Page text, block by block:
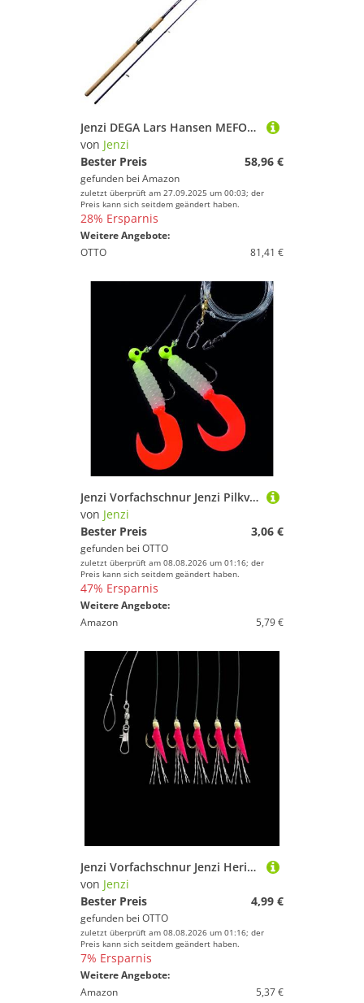
Jenzi DEGA Lars Hansen MEFO315 Angelrute zum Spinnen, Fiberglas, 7 Ringe, 298 g, Niedrig, 2.3-4.5 kg, Erwachsener
von Jenzi
Bester Preis
58,96 €
gefunden bei Amazon
zuletzt überprüft am 27.09.2025 um 00:03; der
Preis kann sich seitdem geändert haben.
28% Ersparnis
Weitere Angebote:
OTTO
81,41 €
Jenzi Vorfachschnur Jenzi Pilkvorfach mit 2 Louminus Japan Rot Twistern
von Jenzi
Bester Preis
3,06 €
gefunden bei OTTO
zuletzt überprüft am 08.08.2026 um 01:16; der
Preis kann sich seitdem geändert haben.
47% Ersparnis
Weitere Angebote:
Amazon
5,79 €
Jenzi Vorfachschnur Jenzi Heringsvorfach mit echter Fischhaut und 5 Armen
von Jenzi
Bester Preis
4,99 €
gefunden bei OTTO
zuletzt überprüft am 08.08.2026 um 01:16; der
Preis kann sich seitdem geändert haben.
7% Ersparnis
Weitere Angebote:
Amazon
5,37 €